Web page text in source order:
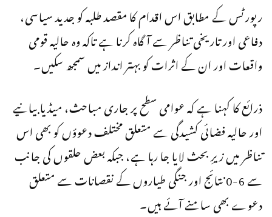
رپورٹس کے مطابق اس اقدام کا مقصد طلبہ کو جدید سیاسی،
دفاعی اور تاریخی تناظر سے آگاہ کرنا ہے تاکہ وہ حالیہ قومی
واقعات اور ان کے اثرات کو بہتر انداز میں سمجھ سکیں۔
ذرائع کا کہنا ہے کہ عوامی سطح پر جاری مباحث، میڈیا بیانیے
اور حالیہ فضائی کشیدگی سے متعلق مختلف دعوؤں کو بھی اس
تناظر میں زیرِ بحث لایا جا رہا ہے، جبکہ بعض حلقوں کی جانب
سے 6-0 نتائج اور جنگی طیاروں کے نقصانات سے متعلق
دعوے بھی سامنے آئے ہیں۔